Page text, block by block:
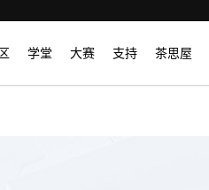
学堂 大赛 支持 茶思屋